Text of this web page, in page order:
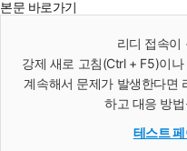
본문 바로가기
리디 접속이
강제 새로 고침(Ctrl + F5)이
계속해서 문제가 발생한다면
하고 대응 방
테스트